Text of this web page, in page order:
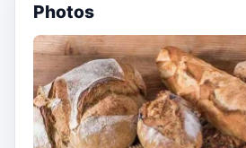
Photos